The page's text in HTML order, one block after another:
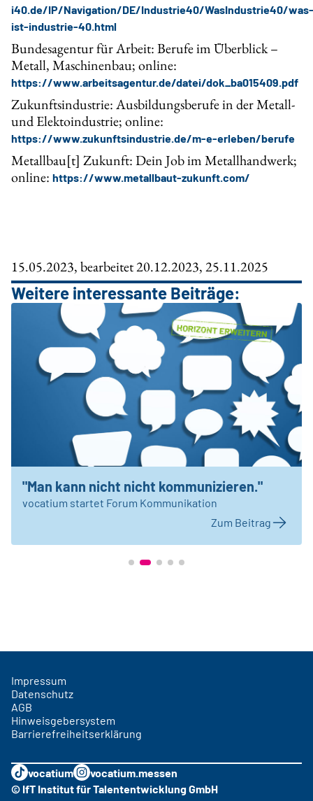
i40.de/IP/Navigation/DE/Industrie40/WasIndustrie40/was-
ist-industrie-40.html
Bundesagentur für Arbeit: Berufe im Überblick –
Metall, Maschinenbau; online:
https://www.arbeitsagentur.de/datei/dok_ba015409.pdf
Zukunftsindustrie: Ausbildungsberufe in der Metall-
und Elektoindustrie; online:
https://www.zukunftsindustrie.de/m-e-erleben/berufe
Metallbau[t] Zukunft: Dein Job im Metallhandwerk;
online: https://www.metallbaut-zukunft.com/
15.05.2023, bearbeitet 20.12.2023, 25.11.2025
Weitere interessante Beiträge:
"Man kann nicht nicht kommunizieren."
vocatium startet Forum Kommunikation
Zum Beitrag
Impressum
Datenschutz
AGB
Hinweisgebersystem
Barrierefreiheitserklärung
vocatium
vocatium.messen
© IfT Institut für Talententwicklung GmbH